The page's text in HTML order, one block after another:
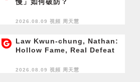
2026.08.09 視頻 周天慧
Law Kwun-chung, Nathan:
Hollow Fame, Real Defeat
2026.08.09 視頻 周天慧